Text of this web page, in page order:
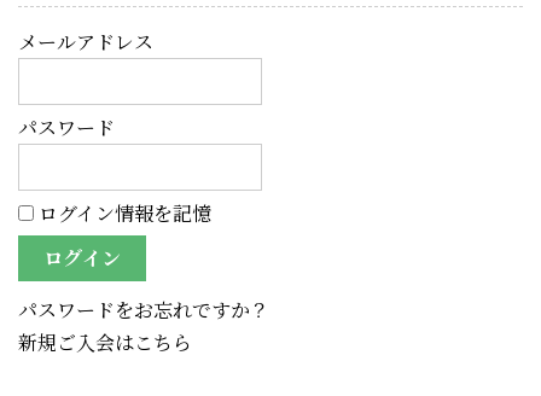
メールアドレス
パスワード
ログイン情報を記憶
パスワードをお忘れですか？
新規ご入会はこちら